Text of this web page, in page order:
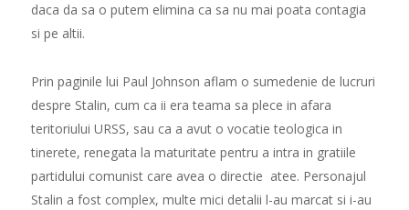
daca da sa o putem elimina ca sa nu mai poata contagia
si pe altii.
Prin paginile lui Paul Johnson aflam o sumedenie de lucruri
despre Stalin, cum ca ii era teama sa plece in afara
teritoriului URSS, sau ca a avut o vocatie teologica in
tinerete, renegata la maturitate pentru a intra in gratiile
partidului comunist care avea o directie atee. Personajul
Stalin a fost complex, multe mici detalii l-au marcat si i-au